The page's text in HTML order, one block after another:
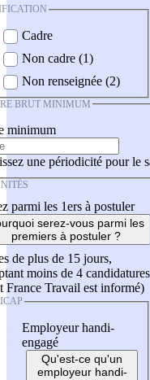
Cadre
Non cadre (1)
Non renseignée (2)
BRUT MINIMUM
minimum
une périodicité pour le
parmi les 1ers à postuler
serez-vous parmi les
premiers à postuler ?
de plus de 15 jours,
moins de 4 candidatures
France Travail est informé)
Employeur handi-
engagé
Qu'est-ce qu'un
employeur handi-